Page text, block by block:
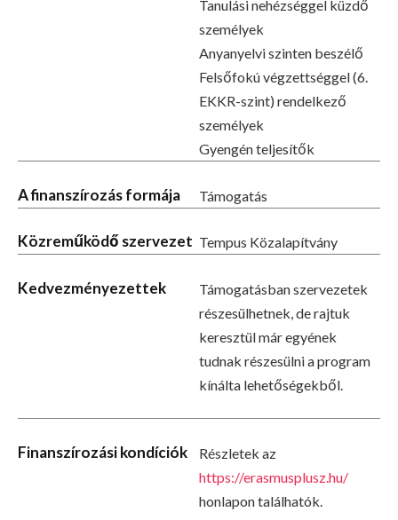
Tanulási nehézséggel küzdő
személyek
Anyanyelvi szinten beszélő
Felsőfokú végzettséggel (6.
EKKR-szint) rendelkező
személyek
Gyengén teljesítők
A finanszírozás formája Támogatás
Közreműködő szervezet Tempus Közalapítvány
Kedvezményezettek
Támogatásban szervezetek
részesülhetnek, de rajtuk
keresztül már egyének
tudnak részesülni a program
kínálta lehetőségekből.
Finanszírozási kondíciók
Részletek az
https://erasmusplusz.hu/
honlapon találhatók.